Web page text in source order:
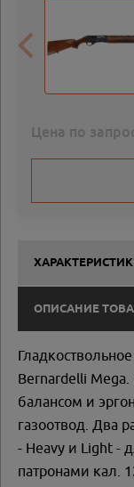
Цена по
ОПИСАНИЕ
Bernardelli
балансом и
газоотвод. Два
- Heavy и Light -
патронами кал.